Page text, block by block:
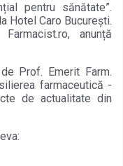
pentru sănătate”.
Hotel Caro București.
anunță
Prof. Emerit Farm.
farmaceutică -
de actualitate din